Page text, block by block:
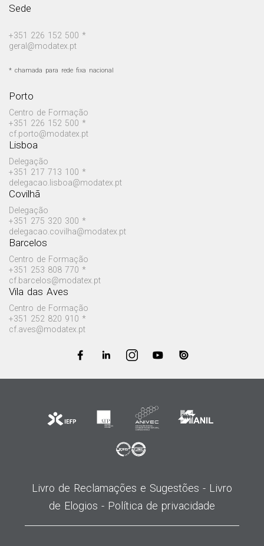
Sede
+351 226 152 500 *
geral@modatex.pt
* chamada para rede fixa nacional
Porto
Centro de Formação
+351 226 152 500 *
cf.porto@modatex.pt
Lisboa
Delegação
+351 217 713 100 *
delegacao.lisboa@modatex.pt
Covilhã
Delegação
+351 275 320 300 *
delegacao.covilha@modatex.pt
Barcelos
Centro de Formação
+351 253 808 770 *
cf.barcelos@modatex.pt
Vila das Aves
Centro de Formação
+351 252 820 910 *
cf.aves@modatex.pt
Livro de Reclamações e Sugestões - Livro
de Elogios - Política de privacidade